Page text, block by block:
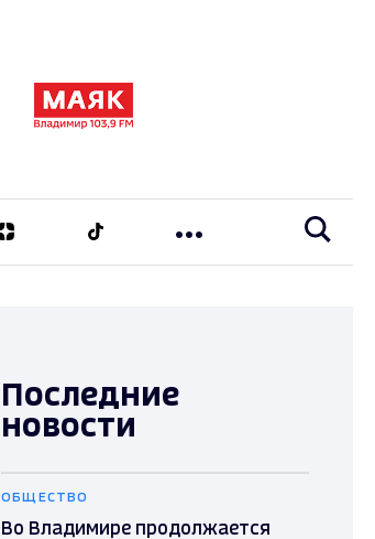
Последние
новости
ОБЩЕСТВО
Во Владимире продолжается